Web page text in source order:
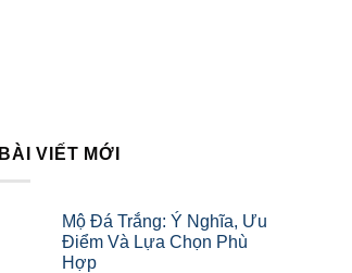
BÀI VIẾT MỚI
Mộ Đá Trắng: Ý Nghĩa, Ưu
Điểm Và Lựa Chọn Phù
Hợp